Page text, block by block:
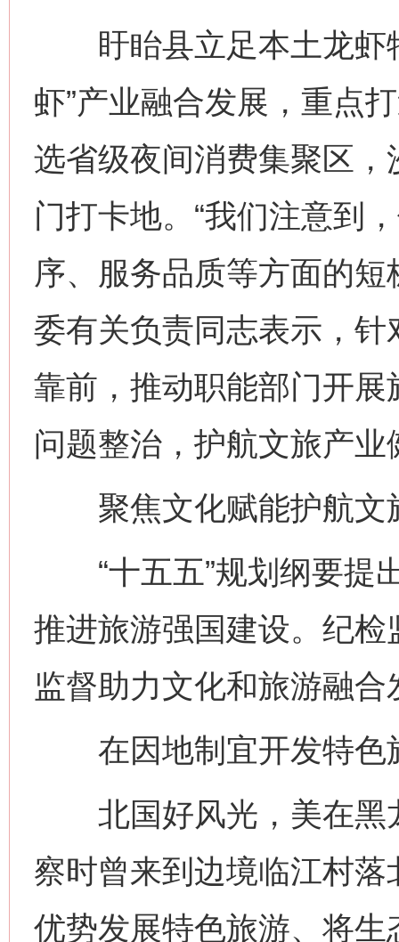
盱眙县立足本土龙虾
虾”产业融合发展，重点
选省级夜间消费集聚区
门打卡地。“我们注意到
序、服务品质等方面的
委有关负责同志表示，
靠前，推动职能部门开
问题整治，护航文旅产业
聚焦文化赋能护航文
“十五五”规划纲要提
推进旅游强国建设。纪
监督助力文化和旅游融合
在因地制宜开发特色
北国好风光，美在黑
察时曾来到边境临江村
优势发展特色旅游、将